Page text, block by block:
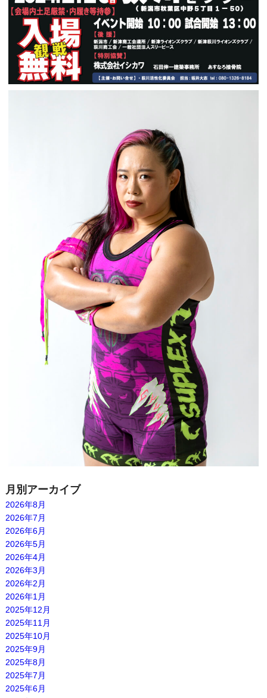
月別アーカイブ
2026年8月
2026年7月
2026年6月
2026年5月
2026年4月
2026年3月
2026年2月
2026年1月
2025年12月
2025年11月
2025年10月
2025年9月
2025年8月
2025年7月
2025年6月